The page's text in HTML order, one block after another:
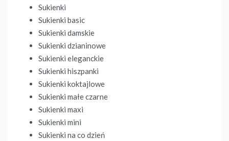
Sukienki
Sukienki basic
Sukienki damskie
Sukienki dzianinowe
Sukienki eleganckie
Sukienki hiszpanki
Sukienki koktajlowe
Sukienki małe czarne
Sukienki maxi
Sukienki mini
Sukienki na co dzień